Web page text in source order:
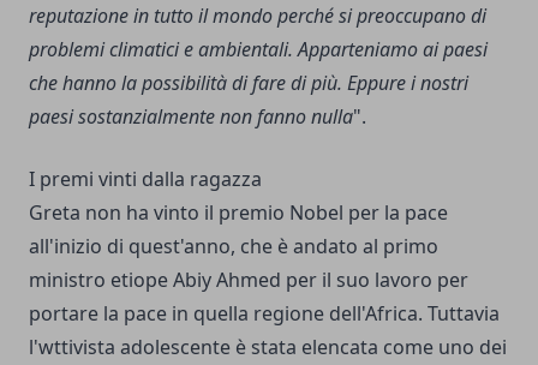
reputazione in tutto il mondo perché si preoccupano di
problemi climatici e ambientali. Apparteniamo ai paesi
che hanno la possibilità di fare di più. Eppure i nostri
paesi sostanzialmente non fanno nulla".
I premi vinti dalla ragazza
Greta non ha vinto il premio Nobel per la pace
all'inizio di quest'anno, che è andato al primo
ministro etiope Abiy Ahmed per il suo lavoro per
portare la pace in quella regione dell'Africa. Tuttavia
l'wttivista adolescente è stata elencata come uno dei